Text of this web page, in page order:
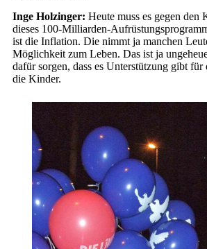
Inge Holzinger: Heute muss es gegen den
dieses 100-Milliarden-
ist die Inflation. Die nimmt ja manchen
Möglichkeit zum Leben. Das ist ja
dafür sorgen, dass es Unterstützung gibt
die Kinder.